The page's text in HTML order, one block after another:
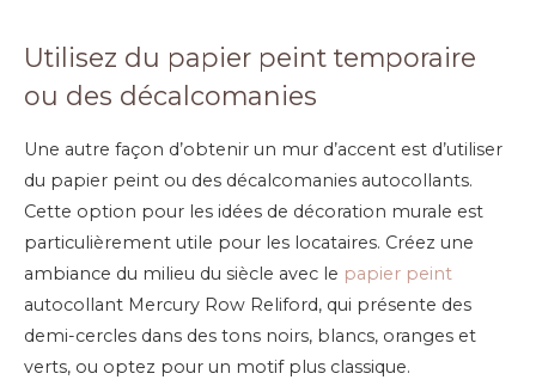
Utilisez du papier peint temporaire
ou des décalcomanies
Une autre façon d’obtenir un mur d’accent est d’utiliser
du papier peint ou des décalcomanies autocollants.
Cette option pour les idées de décoration murale est
particulièrement utile pour les locataires. Créez une
ambiance du milieu du siècle avec le papier peint
autocollant Mercury Row Reliford, qui présente des
demi-cercles dans des tons noirs, blancs, oranges et
verts, ou optez pour un motif plus classique.